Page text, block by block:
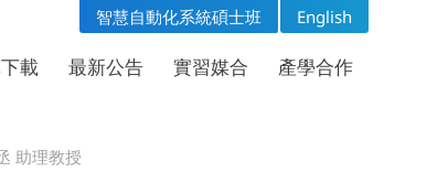
智慧自動化系統碩士班 English
載
區
最新公告 實習媒合 產學合作
助理教授